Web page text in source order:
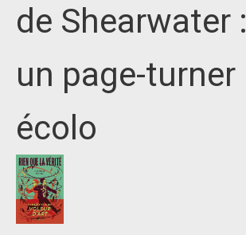
de Shearwater :
un page-turner
écolo